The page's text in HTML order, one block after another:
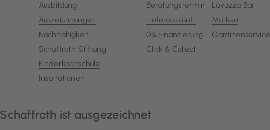
Ausbildung
Auszeichnungen
Nachhaltigkeit
Schaffrath Stiftung
Kinderkochschule
Inspirationen
Beratungstermin
Lieferauskunft
0% Finanzierung
Click & Collect
Lavazza Bar
Marken
Gardinenservice
Schaffrath ist ausgezeichnet